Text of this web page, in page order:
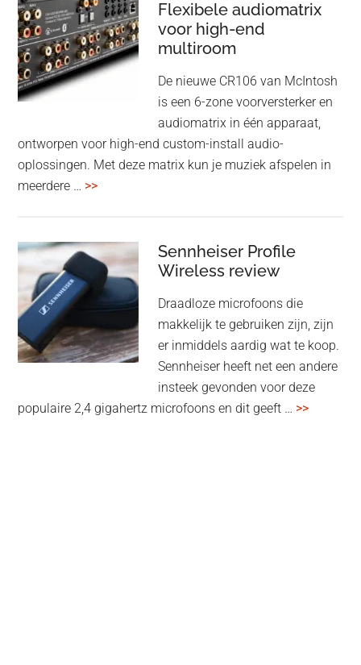
noise
cancelling
4
Flexibele audiomatrix
voor high-end
multiroom
De nieuwe CR106 van McIntosh
is een 6-zone voorversterker en
audiomatrix in één apparaat,
ontworpen voor high-end custom-install audio-
oplossingen. Met deze matrix kun je muziek afspelen in
meerdere … >>overMcIntosh
audiomatrix
voor
high-
end
multiroom
Sennheiser Profile
Wireless review
Draadloze microfoons die
makkelijk te gebruiken zijn, zijn
er inmiddels aardig wat te koop.
Sennheiser heeft net een andere
insteek gevonden voor deze
populaire 2,4 gigahertz microfoons en dit geeft … >>